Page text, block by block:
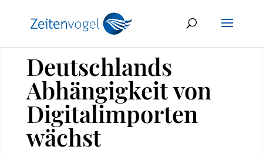
Deutschlands
Abhängigkeit von
Digitalimporten
wächst